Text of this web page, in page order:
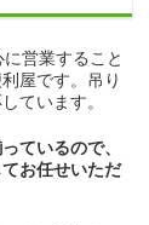
営業すること
屋です。吊り
ています。
ているので、
お任せいただ